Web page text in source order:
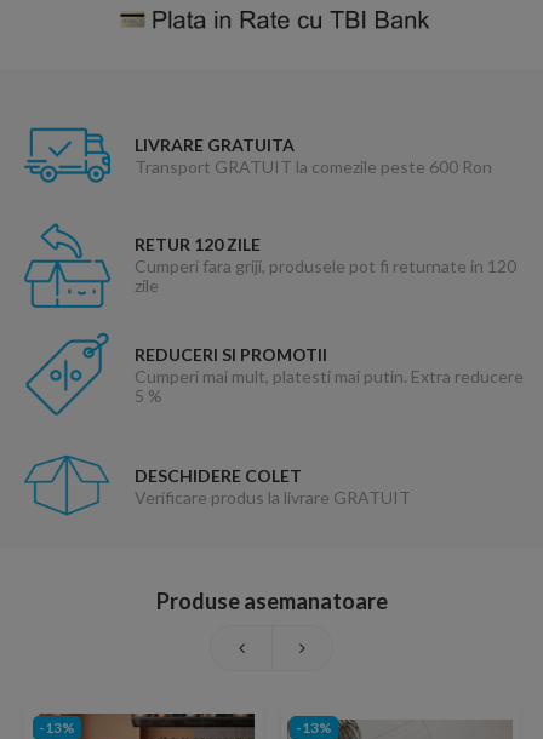
LIVRARE GRATUITA
Transport GRATUIT la comezile peste 600 Ron
RETUR 120 ZILE
Cumperi fara griji, produsele pot fi returnate in 120
zile
REDUCERI SI PROMOTII
Cumperi mai mult, platesti mai putin. Extra reducere
5 %
DESCHIDERE COLET
Verificare produs la livrare GRATUIT
Produse asemanatoare
-13% -13%